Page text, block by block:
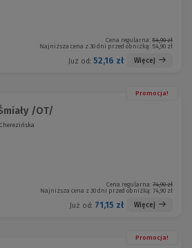
Cena regularna: 54,90 zł
Najniższa cena z 30 dni przed obniżką: 54,90 zł
Już od: 52,16 zł Więcej
Promocja!
/OT/
Cena regularna: 74,90 zł
Najniższa cena z 30 dni przed obniżką: 74,90 zł
Już od: 71,15 zł Więcej
Promocja!